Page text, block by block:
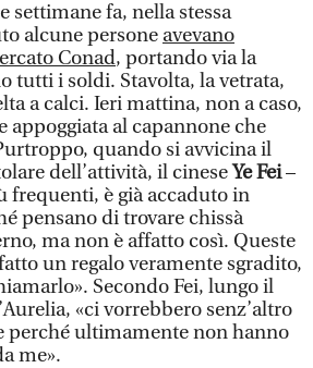
settimane fa, nella stessa
alcune persone avevano
Conad, portando via la
tutti i soldi. Stavolta, la vetrata,
a calci. Ieri mattina, non a caso,
appoggiata al capannone che
quando si avvicina il
dell’attività, il cineseYe Fei–
è già accaduto in
pensano di trovare chissà
ma non è affatto così. Queste
un regalo veramente sgradito,
Secondo Fei, lungo il
«ci vorrebbero senz’altro
perché ultimamente non hanno
me».